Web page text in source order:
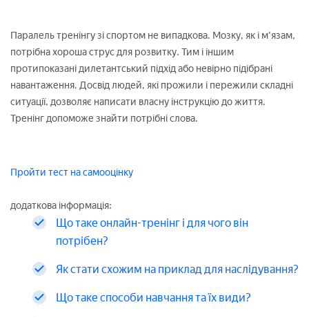
Паралель тренінгу зі спортом не випадкова. Мозку, як і м'язам,
потрібна хороша струс для розвитку. Тим і іншим
протипоказані дилетантський підхід або невірно підібрані
навантаження. Досвід людей, які прожили і пережили складні
ситуації, дозволяє написати власну інструкцію до життя.
Тренінг допоможе знайти потрібні слова.
Пройти тест на самооцінку
додаткова інформація:
Що таке онлайн-тренінг і для чого він
потрібен?
Як стати схожим на приклад для наслідування?
Що таке способи навчання та їх види?